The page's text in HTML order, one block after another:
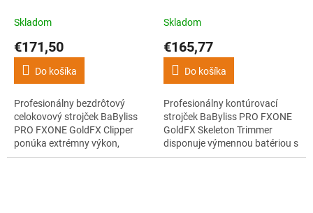
FX899GE
Skladom
€171,50
Do košíka
Profesionálny bezdrôtový
celokovový strojček BaByliss
PRO FXONE GoldFX Clipper
ponúka extrémny výkon,
vymeniteľnú batériu a precízny
Trimmer FX799GE
Skladom
€165,77
Do košíka
Profesionálny kontúrovací
strojček BaByliss PRO FXONE
GoldFX Skeleton Trimmer
disponuje výmennou batériou s
výdržou až 3 hodiny, titánovou